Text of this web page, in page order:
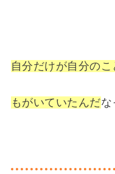
自分だけが自分の
もがいていたんだな